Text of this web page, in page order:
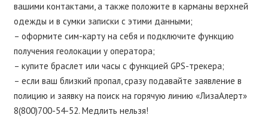
вашими контактами, а также положите в карманы верхней
одежды и в сумки записки с этими данными;
– оформите сим-карту на себя и подключите функцию
получения геолокации у оператора;
– купите браслет или часы с функцией GPS-трекера;
– если ваш близкий пропал, сразу подавайте заявление в
полицию и заявку на поиск на горячую линию «ЛизаАлерт»
8(800)700-54-52. Медлить нельзя!